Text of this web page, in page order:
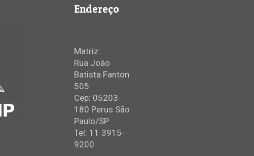
Endereço
Matriz:
Rua João
Batista Fanton
505
Cep: 05203-
180 Perus São
Paulo/SP
Tel: 11 3915-
9200